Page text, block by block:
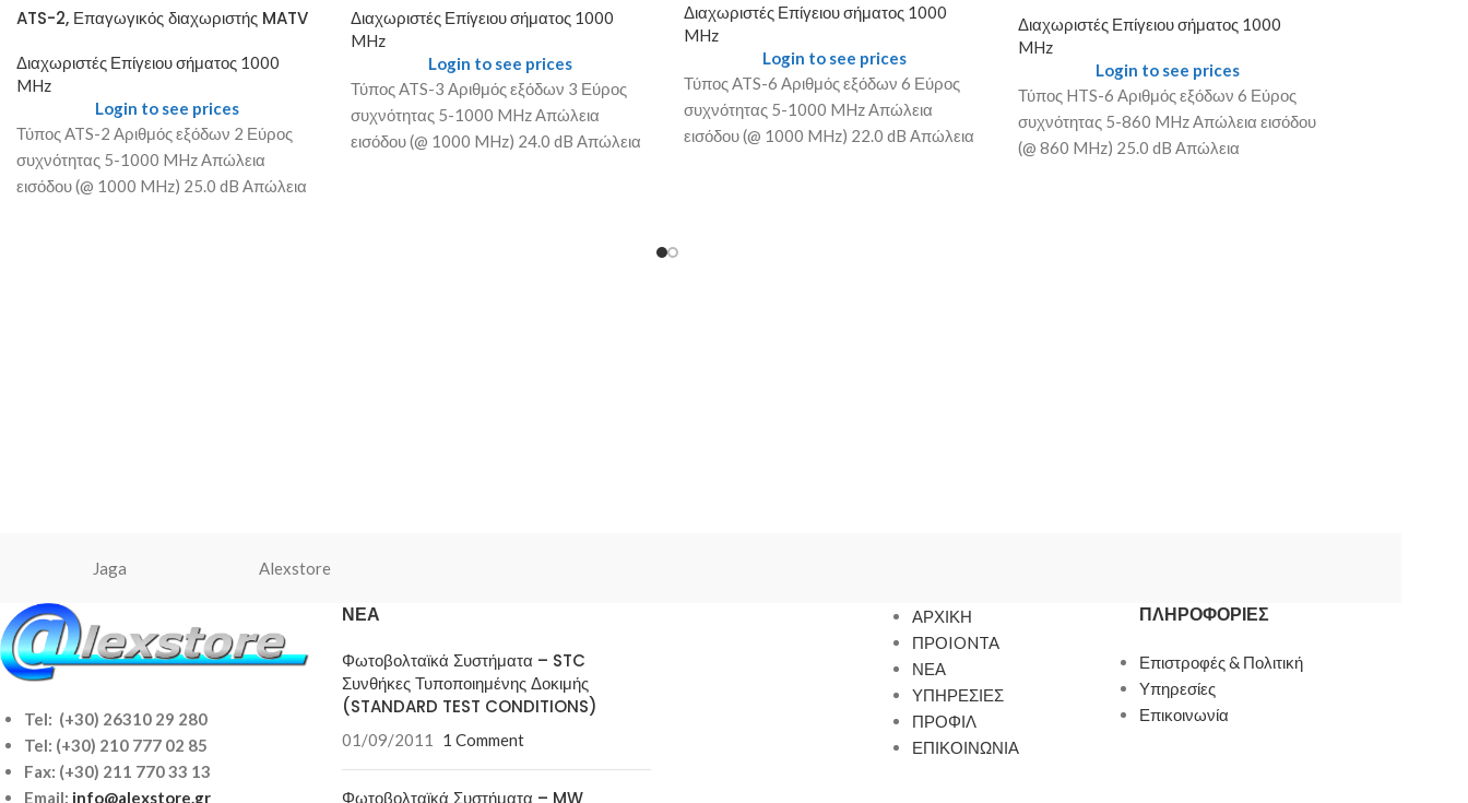
ATS-2, Επαγωγικός διαχωριστής MATV
Διαχωριστές Επίγειου σήματος 1000
MHz
Login to see prices
Τύπος ATS-2 Αριθμός εξόδων 2 Εύρος
συχνότητας 5-1000 MHz Απώλεια
εισόδου (@ 1000 MHz) 25.0 dB Απώλεια
Διαχωριστές Επίγειου σήματος 1000
MHz
Login to see prices
Τύπος ATS-3 Αριθμός εξόδων 3 Εύρος
συχνότητας 5-1000 MHz Απώλεια
εισόδου (@ 1000 MHz) 24.0 dB Απώλεια
Διαχωριστές Επίγειου σήματος 1000
MHz
Login to see prices
Τύπος ATS-6 Αριθμός εξόδων 6 Εύρος
συχνότητας 5-1000 MHz Απώλεια
εισόδου (@ 1000 MHz) 22.0 dB Απώλεια
Διαχωριστές Επίγειου σήματος 1000
MHz
Login to see prices
Τύπος HTS-6 Αριθμός εξόδων 6 Εύρος
συχνότητας 5-860 MHz Απώλεια εισόδου
(@ 860 MHz) 25.0 dB Απώλεια
Jaga Alexstore
Tel: (+30) 26310 29 280
Tel: (+30) 210 777 02 85
Fax: (+30) 211 770 33 13
Email: info@alexstore.gr
ΝΈΑ
Φωτοβολταϊκά Συστήματα – STC
Συνθήκες Τυποποιημένης Δοκιμής
(STANDARD TEST CONDITIONS)
01/09/2011 1 Comment
Φωτοβολταϊκά Συστήματα – MW
ΑΡΧΙΚΗ
ΠΡΟIONTA
ΝΕΑ
ΥΠΗΡΕΣΙΕΣ
ΠΡΟΦΙΛ
ΕΠΙΚΟΙΝΩΝΙΑ
ΠΛΗΡΟΦΟΡΊΕΣ
Επιστροφές & Πολιτική
Υπηρεσίες
Επικοινωνία